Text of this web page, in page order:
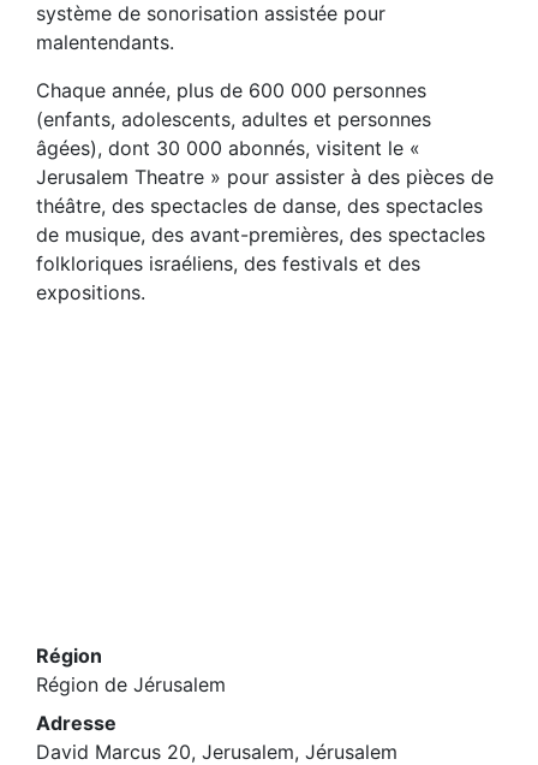
système de sonorisation assistée pour
malentendants.
Chaque année, plus de 600 000 personnes
(enfants, adolescents, adultes et personnes
âgées), dont 30 000 abonnés, visitent le «
Jerusalem Theatre » pour assister à des pièces de
théâtre, des spectacles de danse, des spectacles
de musique, des avant-premières, des spectacles
folkloriques israéliens, des festivals et des
expositions.
Région
Région de Jérusalem
Adresse
David Marcus 20, Jerusalem, Jérusalem